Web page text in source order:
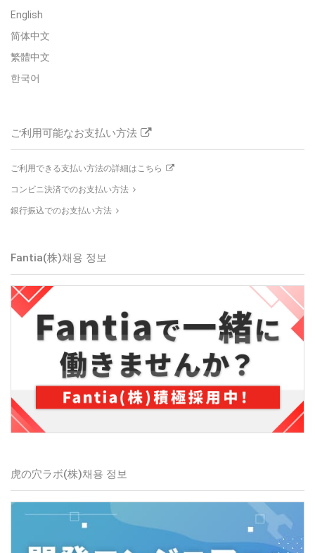
English
简体中文
繁體中文
한국어
ご利用可能なお支払い方法
ご利用できる支払い方法の詳細はこちら
コンビニ決済でのお支払い方法
銀行振込でのお支払い方法
Fantia(株)채용 정보
虎の穴ラボ(株)채용 정보